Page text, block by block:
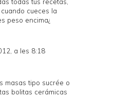
cueces la
peso encima¿
a les 8:18
masas tipo sucrée o
bolitas cerámicas